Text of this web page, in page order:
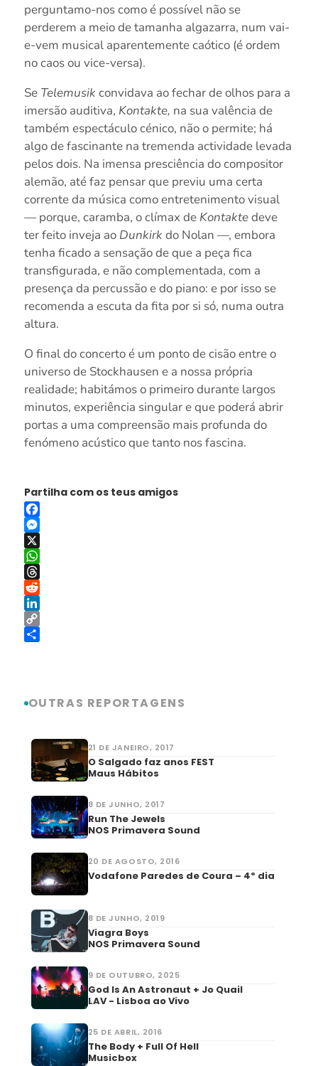
perguntamo-nos como é possível não se
perderem a meio de tamanha algazarra, num vai-
e-vem musical aparentemente caótico (é ordem
no caos ou vice-versa).
Se Telemusik convidava ao fechar de olhos para a
imersão auditiva, Kontakte, na sua valência de
também espectáculo cénico, não o permite; há
algo de fascinante na tremenda actividade levada
pelos dois. Na imensa presciência do compositor
alemão, até faz pensar que previu uma certa
corrente da música como entretenimento visual
— porque, caramba, o clímax de Kontaktedeve
ter feito inveja ao Dunkirk do Nolan —, embora
tenha ficado a sensação de que a peça fica
transfigurada, e não complementada, com a
presença da percussão e do piano: e por isso se
recomenda a escuta da fita por si só, numa outra
altura.
O final do concerto é um ponto de cisão entre o
universo de Stockhausen e a nossa própria
realidade; habitámos o primeiro durante largos
minutos, experiência singular e que poderá abrir
portas a uma compreensão mais profunda do
fenómeno acústico que tanto nos fascina.
Partilha com os teus amigos
Facebook
Messenger
X
WhatsApp
Threads
Reddit
LinkedIn
Copy
OUTRAS REPORTAGENS
21 DE JANEIRO, 2017
O Salgado faz anos FEST
Maus Hábitos
8 DE JUNHO, 2017
Run The Jewels
NOS Primavera Sound
20 DE AGOSTO, 2016
Vodafone Paredes de Coura – 4º dia
8 DE JUNHO, 2019
Viagra Boys
NOS Primavera Sound
9 DE OUTUBRO, 2025
God Is An Astronaut + Jo Quail
LAV - Lisboa ao Vivo
25 DE ABRIL, 2016
The Body + Full Of Hell
Musicbox